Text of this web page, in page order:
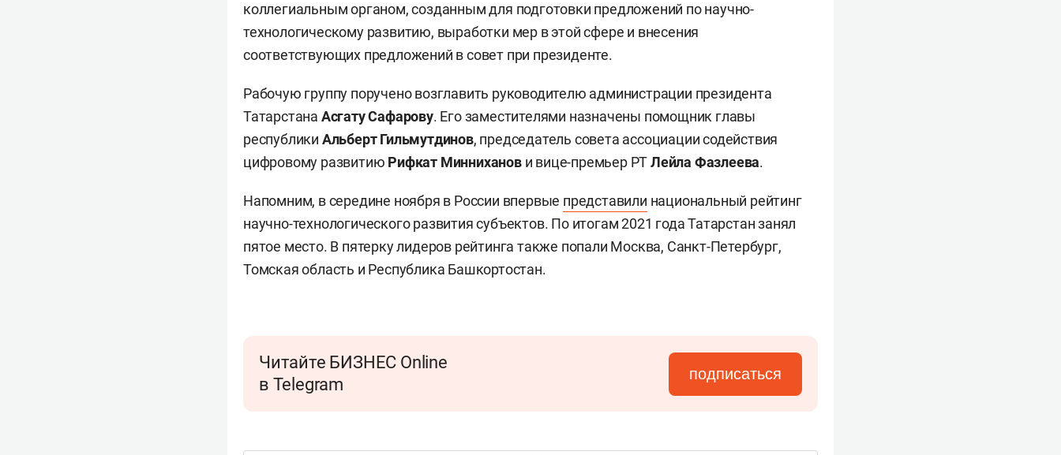
коллегиальным органом, созданным для подготовки предложений по научно-
технологическому развитию, выработки мер в этой сфере и внесения
соответствующих предложений в совет при президенте.
Рабочую группу поручено возглавить руководителю администрации президента
Татарстана Асгату Сафарову. Его заместителями назначены помощник главы
республики Альберт Гильмутдинов, председатель совета ассоциации содействия
цифровому развитию Рифкат Минниханови вице-премьер РТЛейла Фазлеева.
Напомним, в середине ноября в России впервые представили национальный рейтинг
научно-технологического развития субъектов. По итогам 2021 года Татарстан занял
пятое место. В пятерку лидеров рейтинга также попали Москва, Санкт-Петербург,
Томская область и Республика Башкортостан.
Читайте БИЗНЕС Online
в Telegram
подписаться